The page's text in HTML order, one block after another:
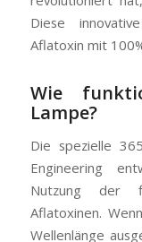
Diese
Aflatoxin mit
Wie
Lampe?
Die spezielle
Engineering
Nutzung der
Aflatoxinen.
Wellenlänge